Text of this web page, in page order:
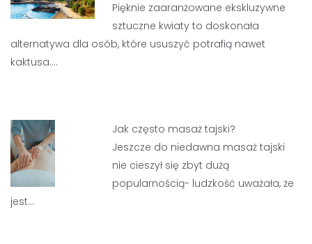
Pięknie zaaranżowane ekskluzywne
sztuczne kwiaty to doskonała
alternatywa dla osób, które ususzyć potrafią nawet
kaktusa.…
Jak często masaż tajski?
Jeszcze do niedawna masaż tajski
nie cieszył się zbyt dużą
popularnością- ludzkość uważała, że
jest…